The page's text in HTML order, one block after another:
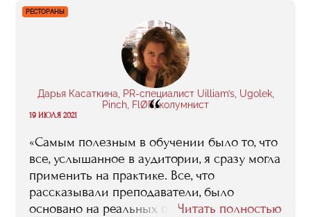
РЕСТОРАНЫ
Дарья Касаткина, PR-специалист Uilliam’s, Ugolek,
Pinch, FlØR, колумнист
“
19 ИЮЛЯ 2021
«Самым полезным в обучении было то, что
все, услышанное в аудитории, я сразу могла
применить на практике. Все, что
рассказывали преподаватели, было
основано на реальных примерах, реальных
Читать полностью